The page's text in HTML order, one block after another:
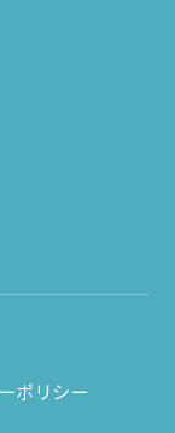
ポリシー